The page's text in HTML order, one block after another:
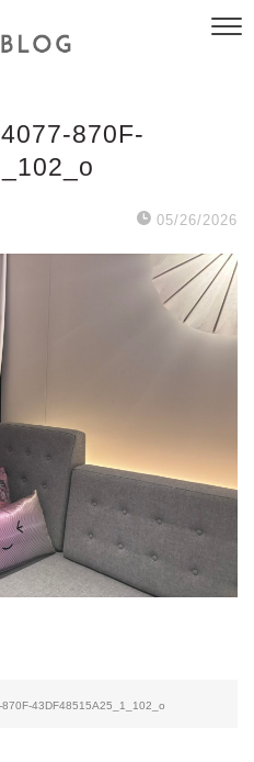
870F-
05/26/2026
43DF48515A25_1_102_o